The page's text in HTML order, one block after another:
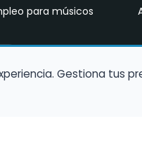
para músicos
Gestiona tus